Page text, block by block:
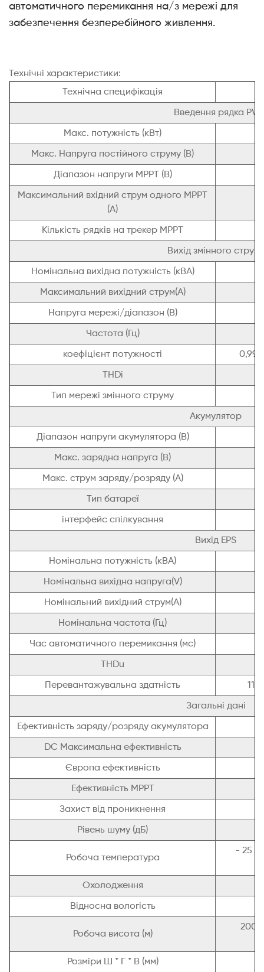
автоматичного перемикання на/з мережі для
забезпечення безперебійного живлення.
Технічні характеристики:
Технічна специфікація
Введення рядка PV
Макс. потужність (кВт)
Макс. Напруга постійного струму (В)
Діапазон напруги MPPT (В)
Максимальний вхідний струм одного MPPT
(A)
Кількість рядків на трекер MPPT
Вихід змінного струму
Номінальна вихідна потужність (кВА)
Максимальний вихідний струм(A)
Напруга мережі/діапазон (В)
Частота (Гц)
коефіцієнт потужності
THDi
Тип мережі змінного струму
Акумулятор
Діапазон напруги акумулятора (В)
Макс. зарядна напруга (В)
Макс. струм заряду/розряду (А)
Тип батареї
інтерфейс спілкування
Вихід EPS
Номінальна потужність (кВА)
Номінальна вихідна напруга(V)
Номінальний вихідний струм(A)
Номінальна частота (Гц)
Час автоматичного перемикання (мс)
THDu
Перевантажувальна здатність
Загальні дані
Ефективність заряду/розряду акумулятора
DC Максимальна ефективність
Європа ефективність
Ефективність MPPT
Захист від проникнення
Рівень шуму (дБ)
Робоча температура
- 25 ℃
Охолодження
Відносна вологість
Робоча висота (м)
2000
Розміри Ш * Г * В (мм)